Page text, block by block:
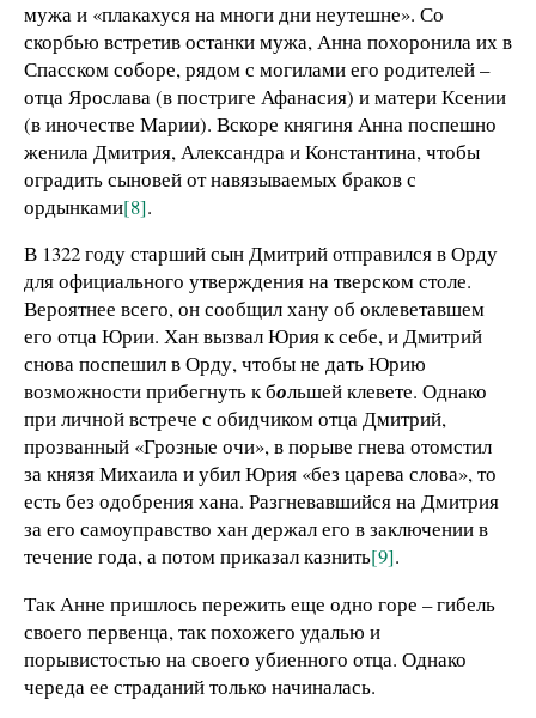
мужа и «плакахуся на многи дни неутешне». Со
скорбью встретив останки мужа, Анна похоронила их в
Спасском соборе, рядом с могилами его родителей –
отца Ярослава (в постриге Афанасия) и матери Ксении
(в иночестве Марии). Вскоре княгиня Анна поспешно
женила Дмитрия, Александра и Константина, чтобы
оградить сыновей от навязываемых браков с
ордынками[8].
В 1322 году старший сын Дмитрий отправился в Орду
для официального утверждения на тверском столе.
Вероятнее всего, он сообщил хану об оклеветавшем
его отца Юрии. Хан вызвал Юрия к себе, и Дмитрий
снова поспешил в Орду, чтобы не дать Юрию
возможности прибегнуть к большей клевете. Однако
при личной встрече с обидчиком отца Дмитрий,
прозванный «Грозные очи», в порыве гнева отомстил
за князя Михаила и убил Юрия «без царева слова», то
есть без одобрения хана. Разгневавшийся на Дмитрия
за его самоуправство хан держал его в заключении в
течение года, а потом приказал казнить[9].
Так Анне пришлось пережить еще одно горе – гибель
своего первенца, так похожего удалью и
порывистостью на своего убиенного отца. Однако
череда ее страданий только начиналась.